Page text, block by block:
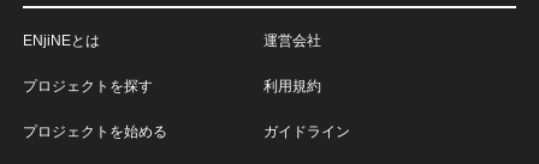
ENjiNEとは
プロジェクトを探す
プロジェクトを始める
運営会社
利用規約
ガイドライン